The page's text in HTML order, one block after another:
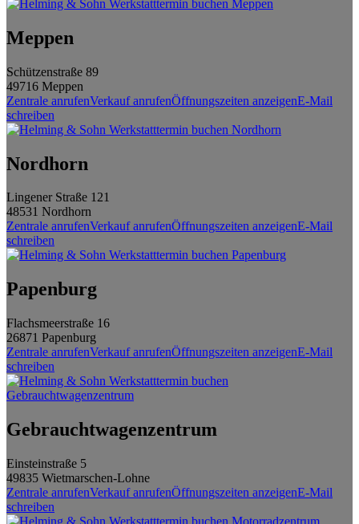
Meppen
Schützenstraße 89
49716 Meppen
Zentrale anrufenVerkauf anrufenÖffnungszeiten anzeigenE-Mail
schreiben
Nordhorn
Lingener Straße 121
48531 Nordhorn
Zentrale anrufenVerkauf anrufenÖffnungszeiten anzeigenE-Mail
schreiben
Papenburg
Flachsmeerstraße 16
26871 Papenburg
Zentrale anrufenVerkauf anrufenÖffnungszeiten anzeigenE-Mail
schreiben
Gebrauchtwagenzentrum
Einsteinstraße 5
49835 Wietmarschen-Lohne
Zentrale anrufenVerkauf anrufenÖffnungszeiten anzeigenE-Mail
schreiben